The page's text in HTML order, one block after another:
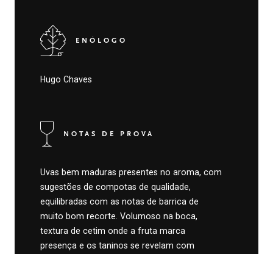
ENÓLOGO
Hugo Chaves
NOTAS DE PROVA
Uvas bem maduras presentes no aroma, com
sugestões de compotas de qualidade,
equilibradas com as notas de barrica de
muito bom recorte. Volumoso na boca,
textura de cetim onde a fruta marca
presença e os taninos se revelam com